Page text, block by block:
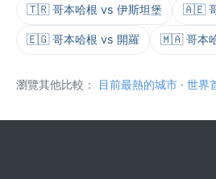
🇹🇷 哥本哈根 vs 伊斯坦堡 🇦🇪 哥
🇪🇬 哥本哈根 vs 開羅 🇲🇦 哥本
瀏覽其他比較： 目前最熱的城市 · 世界